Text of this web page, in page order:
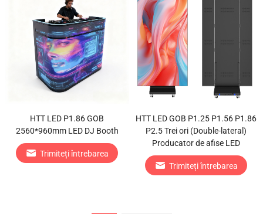
HTT LED P1.86 GOB
2560*960mm LED DJ Booth
Trimiteți întrebarea
HTT LED GOB P1.25 P1.56 P1.86
P2.5 Trei ori (Double-lateral)
Producator de afise LED
Trimiteți întrebarea